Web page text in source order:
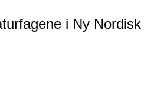
i Ny Nordisk